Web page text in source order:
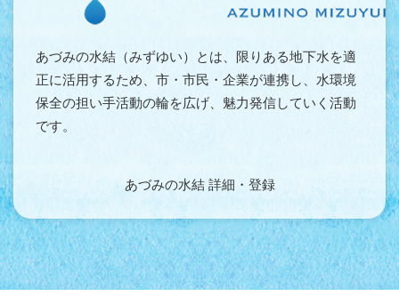
あづみの水結（みずゆい）とは、限りある地下水を適
正に活用するため、市・市民・企業が連携し、水環境
保全の担い手活動の輪を広げ、魅力発信していく活動
です。
あづみの水結 詳細・登録